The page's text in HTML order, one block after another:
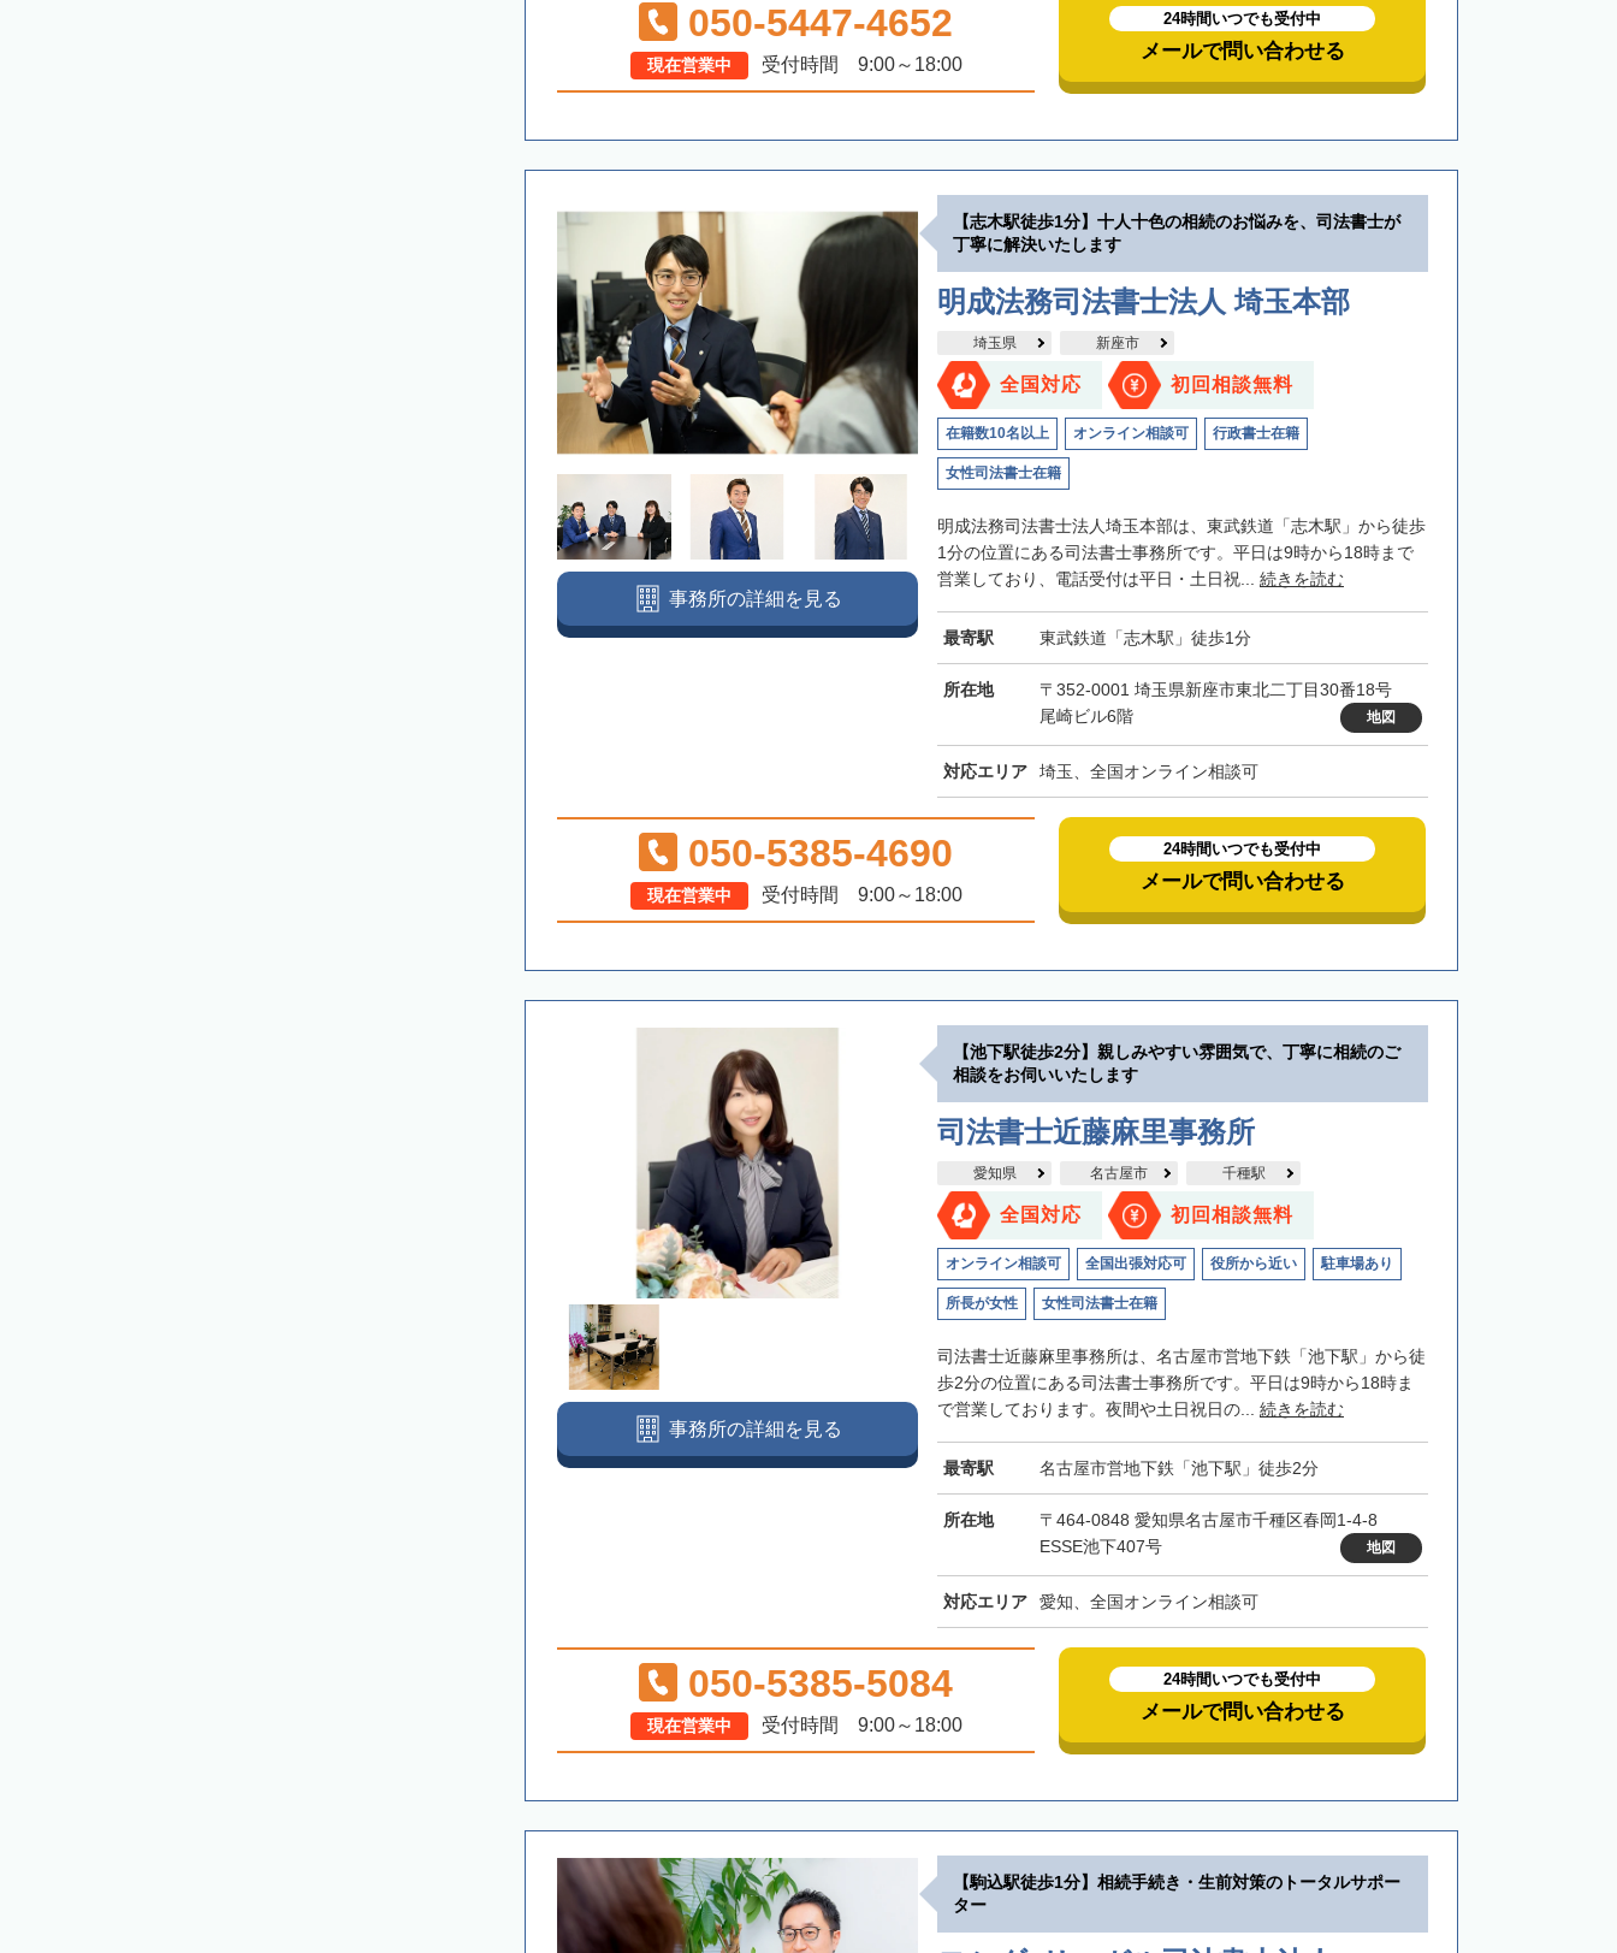
050-5447-4652
現在営業中 受付時間 9:00～18:00
24時間いつでも受付中
メールで問い合わせる
【志木駅徒歩1分】十人十色の相続のお悩みを、司法書士が
丁寧に解決いたします
明成法務司法書士法人 埼玉本部
埼玉県 新座市
全国対応 初回相談無料
在籍数10名以上 オンライン相談可 行政書士在籍
女性司法書士在籍
明成法務司法書士法人埼玉本部は、東武鉄道「志木駅」から徒歩
1分の位置にある司法書士事務所です。平日は9時から18時まで
営業しており、電話受付は平日・土日祝... 続きを読む
最寄駅 東武鉄道「志木駅」徒歩1分
所在地
〒352-0001 埼玉県新座市東北二丁目30番18号
尾崎ビル6階
地図
対応エリア 埼玉、全国オンライン相談可
事務所の詳細を見る
050-5385-4690
現在営業中 受付時間 9:00～18:00
24時間いつでも受付中
メールで問い合わせる
【池下駅徒歩2分】親しみやすい雰囲気で、丁寧に相続のご
相談をお伺いいたします
司法書士近藤麻里事務所
愛知県 名古屋市 千種駅
全国対応 初回相談無料
オンライン相談可 全国出張対応可 役所から近い 駐車場あり
所長が女性 女性司法書士在籍
司法書士近藤麻里事務所は、名古屋市営地下鉄「池下駅」から徒
歩2分の位置にある司法書士事務所です。平日は9時から18時ま
で営業しております。夜間や土日祝日の... 続きを読む
最寄駅 名古屋市営地下鉄「池下駅」徒歩2分
所在地
〒464-0848 愛知県名古屋市千種区春岡1-4-8
ESSE池下407号
地図
対応エリア 愛知、全国オンライン相談可
事務所の詳細を見る
050-5385-5084
現在営業中 受付時間 9:00～18:00
24時間いつでも受付中
メールで問い合わせる
【駒込駅徒歩1分】相続手続き・生前対策のトータルサポー
ター